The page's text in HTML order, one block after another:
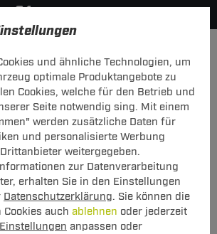
und ähnliche Technologien, um
optimale Produktangebote zu
Cookies, welche für den Betrieb und
Seite notwendig sing. Mit einem
werden zusätzliche Daten für
und personalisierte Werbung
weitergegeben.
zur Datenverarbeitung
erhalten Sie in den Einstellungen
Datenschutzerklärung. Sie können die
auch ablehnen oder jederzeit
anpassen oder
HERSTELLERÜBERSICHT
schützt Sie und andere in Ihrer
ein unbeschwertes
2
Modell
3